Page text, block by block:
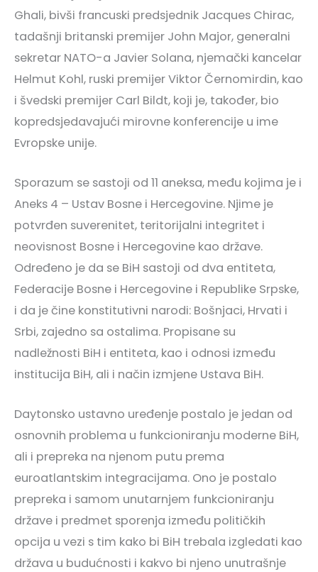
Ghali, bivši francuski predsjednik Jacques Chirac,
tadašnji britanski premijer John Major, generalni
sekretar NATO-a Javier Solana, njemački kancelar
Helmut Kohl, ruski premijer Viktor Černomirdin, kao
i švedski premijer Carl Bildt, koji je, također, bio
kopredsjedavajući mirovne konferencije u ime
Evropske unije.
Sporazum se sastoji od 11 aneksa, među kojima je i
Aneks 4 – Ustav Bosne i Hercegovine. Njime je
potvrđen suverenitet, teritorijalni integritet i
neovisnost Bosne i Hercegovine kao države.
Određeno je da se BiH sastoji od dva entiteta,
Federacije Bosne i Hercegovine i Republike Srpske,
i da je čine konstitutivni narodi: Bošnjaci, Hrvati i
Srbi, zajedno sa ostalima. Propisane su
nadležnosti BiH i entiteta, kao i odnosi između
institucija BiH, ali i način izmjene Ustava BiH.
Daytonsko ustavno uređenje postalo je jedan od
osnovnih problema u funkcioniranju moderne BiH,
ali i prepreka na njenom putu prema
euroatlantskim integracijama. Ono je postalo
prepreka i samom unutarnjem funkcioniranju
države i predmet sporenja između političkih
opcija u vezi s tim kako bi BiH trebala izgledati kao
država u budućnosti i kakvo bi njeno unutrašnje